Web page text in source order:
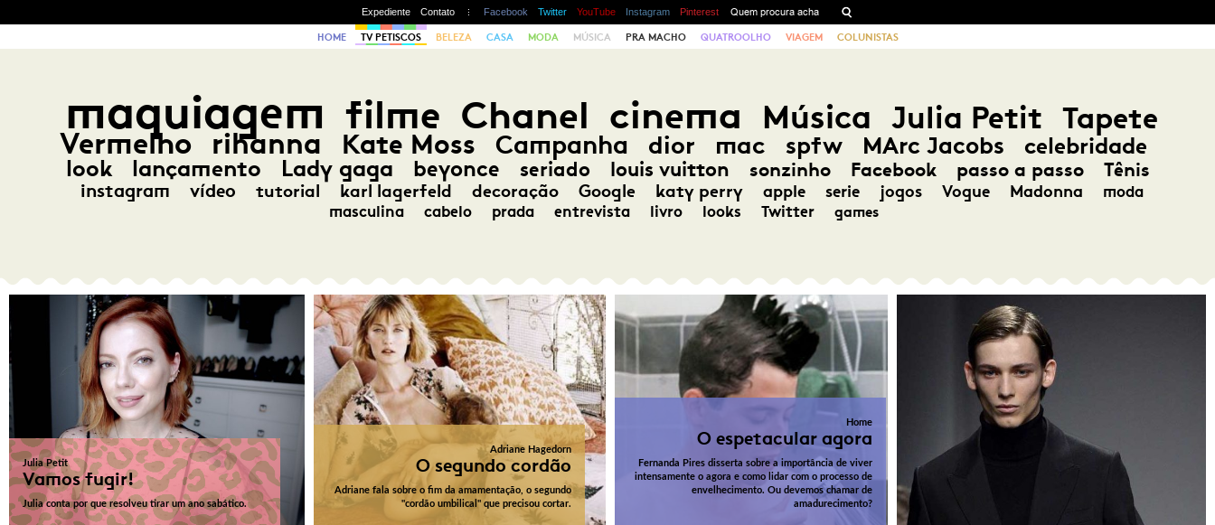
Expediente Contato Facebook Twitter YouTube Instagram Pinterest
HOME TV PETISCOS BELEZA CASA MODA MÚSICA PRA MACHO QUATROOLHO VIAGEM COLUNISTAS
maquiagem filme Chanel cinema Música Julia Petit Tapete
Vermelho rihanna Kate Moss Campanha dior mac spfw MArc Jacobs
celebridade
look
lançamento Lady gaga beyonce seriado louis vuitton sonzinho Facebook passo a passo Tênis
instagram vídeo tutorial karl lagerfeld decoração Google katy perry apple serie jogos Vogue Madonna
moda
masculina
cabelo prada entrevista livro looks Twitter games
Julia Petit
Vamos fugir!
Julia conta por que resolveu tirar um ano sabático.
Adriane Hagedorn
O segundo cordão
Adriane fala sobre o fim da amamentação, o segundo
"cordão umbilical" que precisou cortar.
Home
O espetacular agora
Fernanda Pires disserta sobre a importância de viver
intensamente o agora e como lidar com o processo de
envelhecimento. Ou devemos chamar de
amadurecimento?